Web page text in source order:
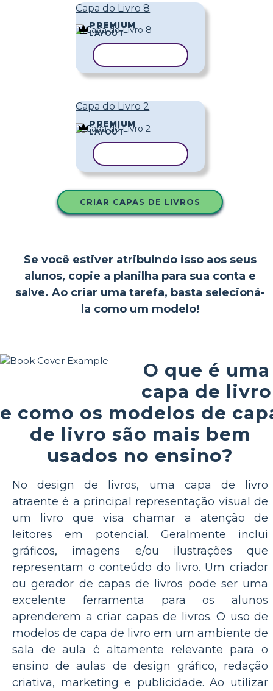
Capa do Livro 8
PREMIUM
LAYOUT
Capa do Livro 2
PREMIUM
LAYOUT
CRIAR CAPAS DE LIVROS
Se você estiver atribuindo isso aos seus
alunos, copie a planilha para sua conta e
salve. Ao criar uma tarefa, basta selecioná-
la como um modelo!
O que é uma
capa de livro
e como os modelos de
de livro são mais bem
usados no ensino?
No design de livros, uma capa de livro
atraente é a principal representação visual de
um livro que visa chamar a atenção de
leitores em potencial. Geralmente inclui
gráficos, imagens e/ou ilustrações que
representam o conteúdo do livro. Um criador
ou gerador de capas de livros pode ser uma
excelente ferramenta para os alunos
aprenderem a criar capas de livros. O uso de
modelos de capa de livro em um ambiente de
sala de aula é altamente relevante para o
ensino de aulas de design gráfico, redação
criativa, marketing e publicidade. Ao utilizar